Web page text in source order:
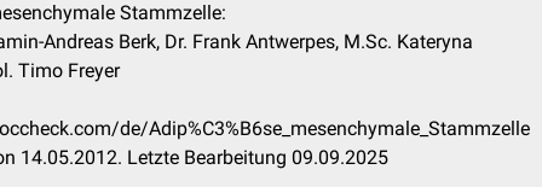
Stammzelle:
Andreas Berk, Dr. Frank Antwerpes, M.Sc. Kateryna
Timo Freyer
de/Adip%C3%B6se_mesenchymale_Stammzelle
14.05.2012. Letzte Bearbeitung 09.09.2025